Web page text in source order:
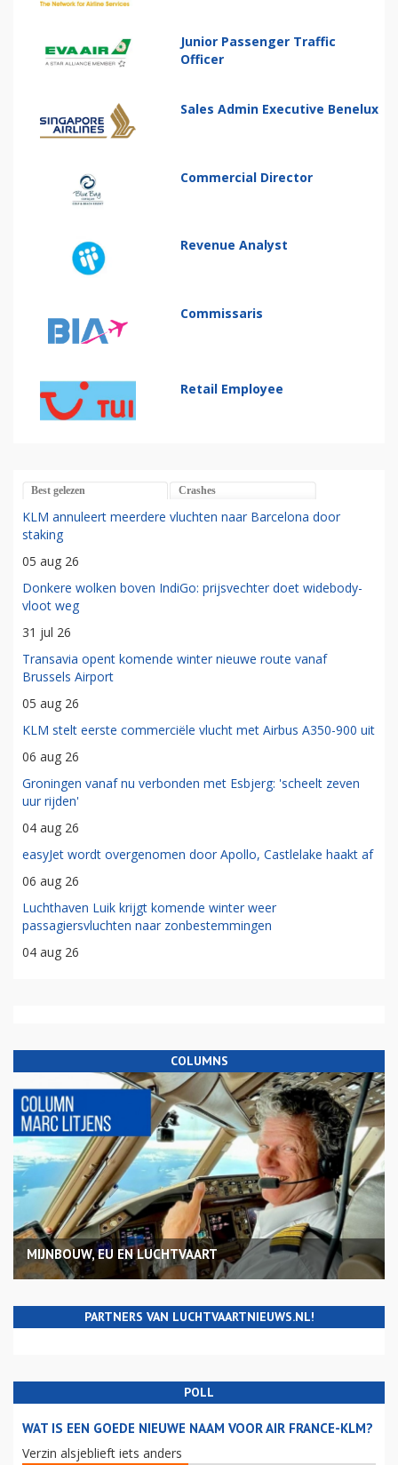
Junior Passenger Traffic
Officer
Sales Admin Executive Benelux
Commercial Director
Revenue Analyst
Commissaris
Retail Employee
Best gelezen Crashes
KLM annuleert meerdere vluchten naar Barcelona door
staking
05 aug 26
Donkere wolken boven IndiGo: prijsvechter doet widebody-
vloot weg
31 jul 26
Transavia opent komende winter nieuwe route vanaf
Brussels Airport
05 aug 26
KLM stelt eerste commerciële vlucht met Airbus A350-900 uit
06 aug 26
Groningen vanaf nu verbonden met Esbjerg: 'scheelt zeven
uur rijden'
04 aug 26
easyJet wordt overgenomen door Apollo, Castlelake haakt af
06 aug 26
Luchthaven Luik krijgt komende winter weer
passagiersvluchten naar zonbestemmingen
04 aug 26
COLUMNS
MIJNBOUW, EU EN LUCHTVAART
PARTNERS VAN LUCHTVAARTNIEUWS.NL!
POLL
WAT IS EEN GOEDE NIEUWE NAAM VOOR AIR FRANCE-KLM?
Verzin alsjeblieft iets anders